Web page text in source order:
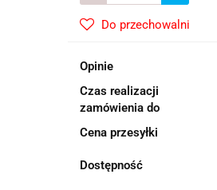
Do przechowalni
Opinie
Czas realizacji
zamówienia do
Cena przesyłki
Dostępność